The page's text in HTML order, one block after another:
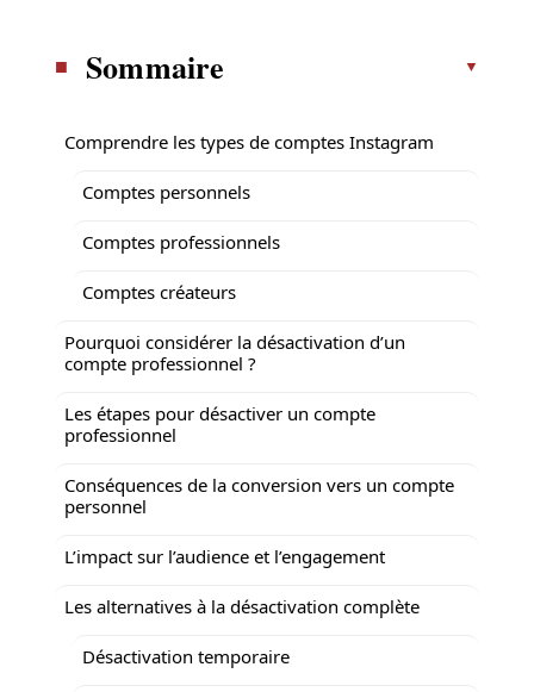
Sommaire
Comprendre les types de comptes Instagram
Comptes personnels
Comptes professionnels
Comptes créateurs
Pourquoi considérer la désactivation d’un
compte professionnel ?
Les étapes pour désactiver un compte
professionnel
Conséquences de la conversion vers un compte
personnel
L’impact sur l’audience et l’engagement
Les alternatives à la désactivation complète
Désactivation temporaire